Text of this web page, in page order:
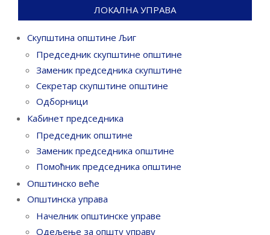
ЛОКАЛНА УПРАВА
Скупштина општине Љиг
Председник скупштине општине
Заменик председника скупштине
Секретар скупштине општине
Одборници
Кабинет председника
Председник општине
Заменик председника општине
Помоћник председника општине
Општинско веће
Општинска управа
Начелник општинске управе
Одељење за општу управу